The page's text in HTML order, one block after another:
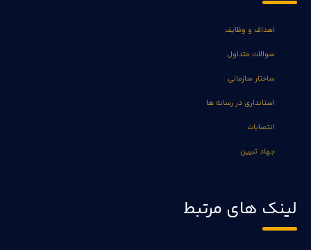
اهداف و وظایف
سوالات متداول
ساختار سازمانی
استانداری در رسانه ها
انتصابات
جهاد تبیین
لینک های مرتبط